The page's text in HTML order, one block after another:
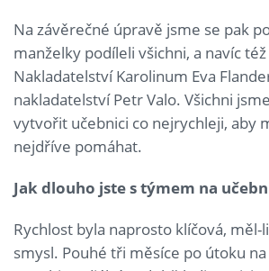
Na závěrečné úpravě jsme se pak
manželky podíleli všichni, a navíc
Nakladatelství Karolinum Eva
nakladatelství Petr Valo. Všichni
vytvořit učebnici co nejrychleji, aby
nejdříve pomáhat.
Jak dlouho jste s týmem na
Rychlost byla naprosto klíčová,
smysl. Pouhé tři měsíce po útoku